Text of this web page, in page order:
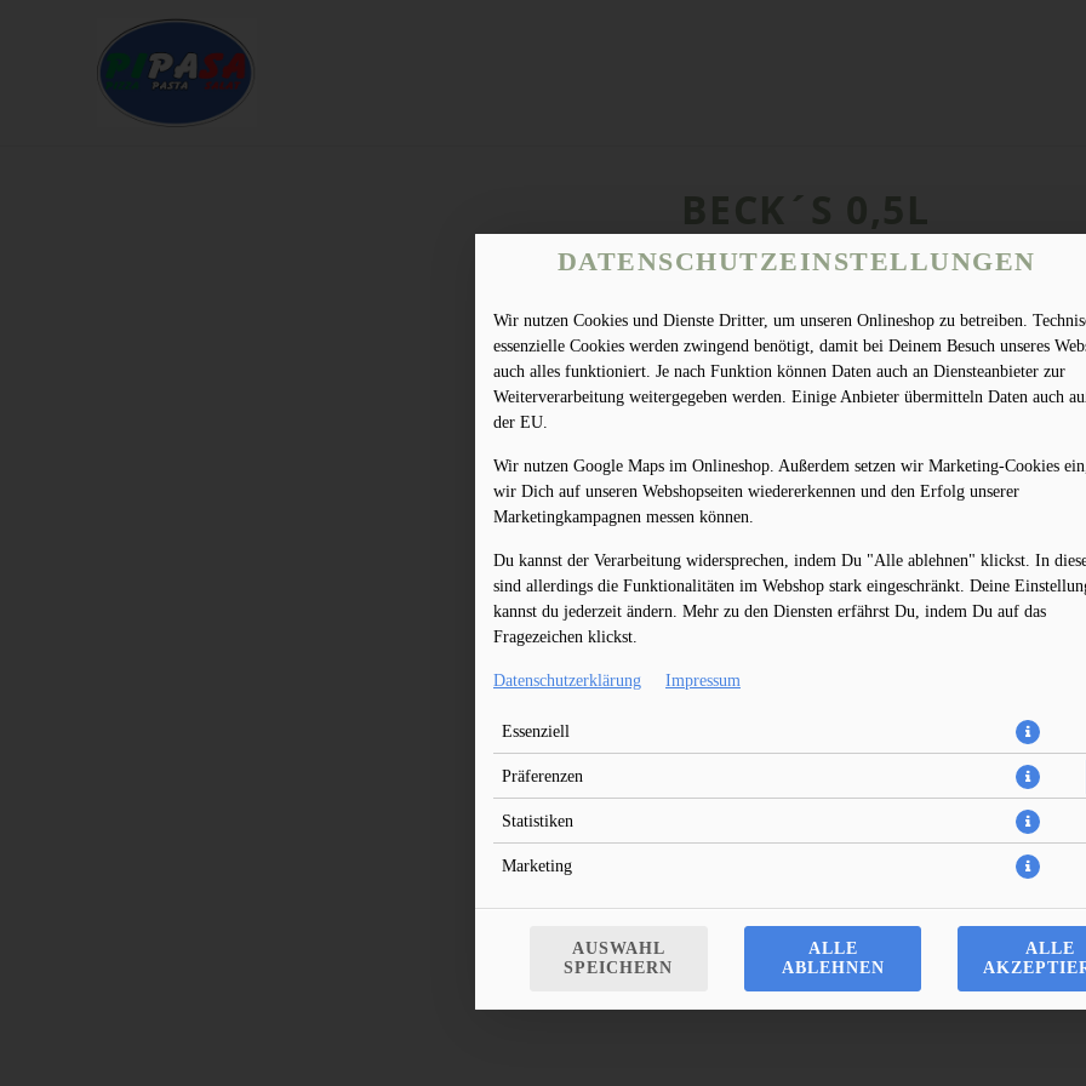
BECK´S 0,5L
Beck´s Bier, Flaschenbier
DATENSCHUTZEINSTELLUNGEN
Wir nutzen Cookies und Dienste Dritter, um unseren Onlineshop zu betreiben.
essenzielle Cookies werden zwingend benötigt, damit bei Deinem Besuch unseres
auch alles funktioniert. Je nach Funktion können Daten auch an Diensteanbieter zur
Weiterverarbeitung weitergegeben werden. Einige Anbieter übermitteln Daten auch
der EU.
Wir nutzen Google Maps im Onlineshop. Außerdem setzen wir Marketing-Cookies
wir Dich auf unseren Webshopseiten wiedererkennen und den Erfolg unserer
Marketingkampagnen messen können.
Du kannst der Verarbeitung widersprechen, indem Du "Alle ablehnen" klickst. In
sind allerdings die Funktionalitäten im Webshop stark eingeschränkt. Deine
kannst du jederzeit ändern. Mehr zu den Diensten erfährst Du, indem Du auf das
Fragezeichen klickst.
Datenschutzerklärung Impressum
Essenziell
Präferenzen
Statistiken
Marketing
AUSWAHL
SPEICHERN
ALLE
ABLEHNEN
ALLE